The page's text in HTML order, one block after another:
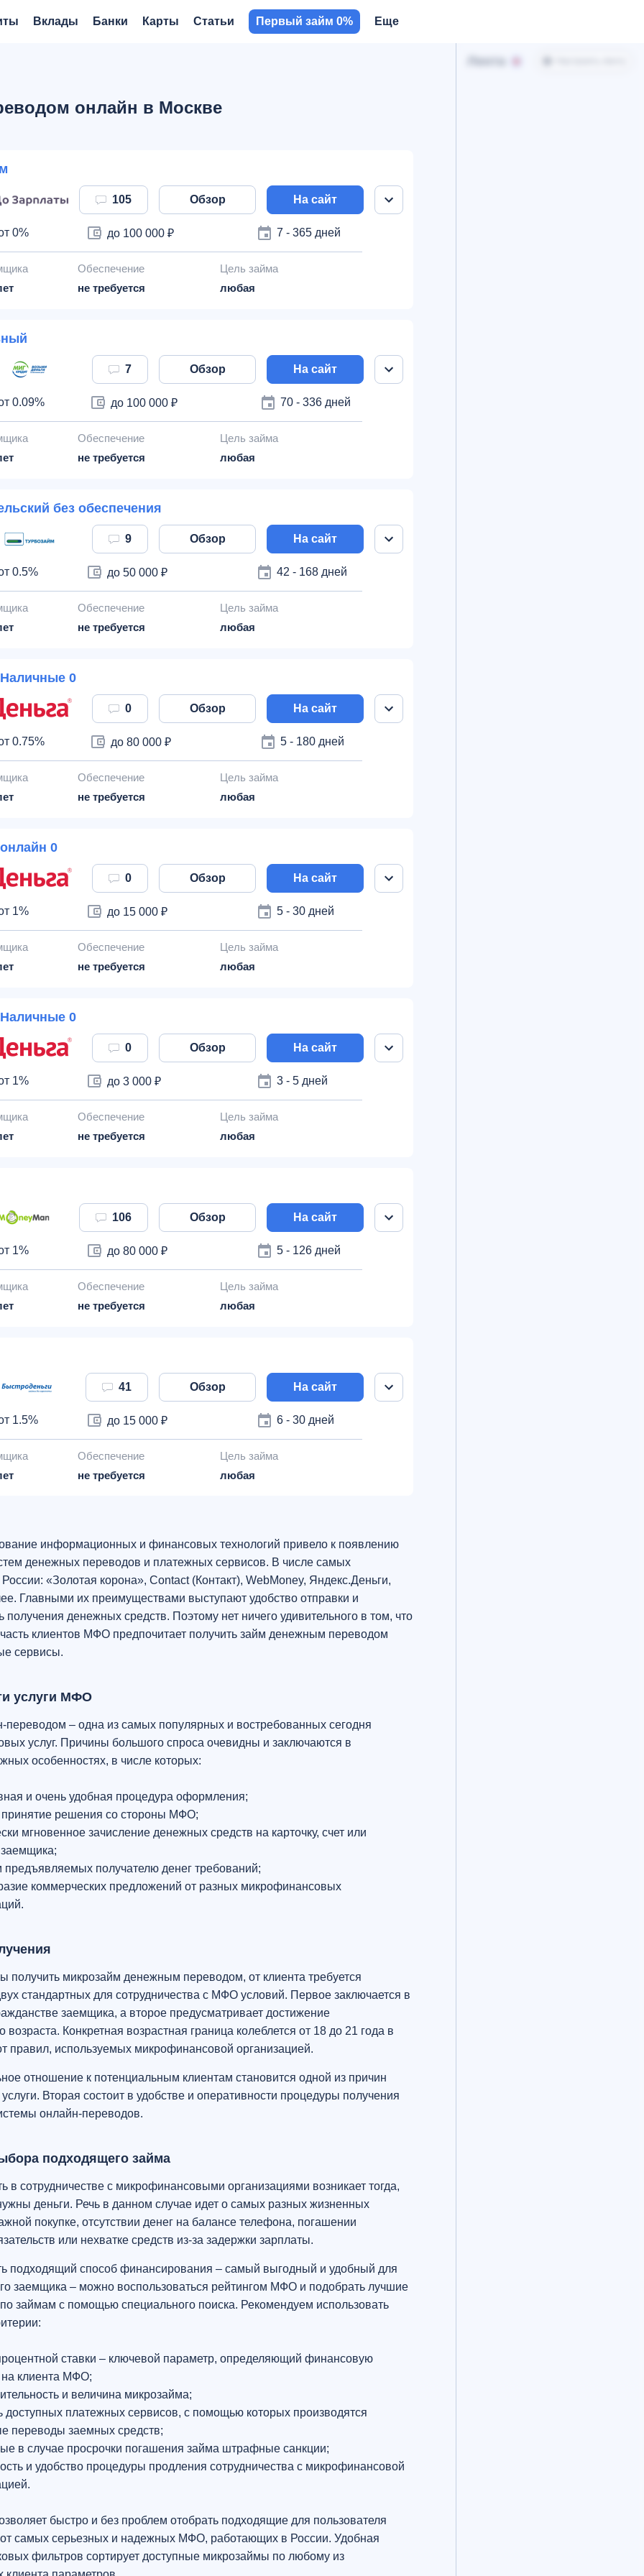
Вклады Банки Карты Статьи Первый займ 0% Еще
онлайн в Москве
105
0% до 100 000 ₽ 7 - 365 дней
Обзор На сайт
Обеспечение
Цель займа
не требуется любая
7
0.09% до 100 000 ₽ 70 - 336 дней
Обзор На сайт
Обеспечение
Цель займа
не требуется любая
без обеспечения
9
0.5% до 50 000 ₽ 42 - 168 дней
Обзор На сайт
Обеспечение
Цель займа
не требуется любая
0
0
0.75% до 80 000 ₽ 5 - 180 дней
Обзор На сайт
Обеспечение
Цель займа
не требуется любая
0
0
1% до 15 000 ₽ 5 - 30 дней
Обзор На сайт
Обеспечение
Цель займа
не требуется любая
0
0
1% до 3 000 ₽ 3 - 5 дней
Обзор На сайт
Обеспечение
Цель займа
не требуется любая
106
1% до 80 000 ₽ 5 - 126 дней
Обзор На сайт
Обеспечение
Цель займа
не требуется любая
41
1.5% до 15 000 ₽ 6 - 30 дней
Обзор На сайт
Обеспечение
Цель займа
не требуется любая
информационных и финансовых технологий привело к появлению
денежных переводов и платежных сервисов. В числе самых
«Золотая корона», Contact (Контакт), WebMoney, Яндекс.Деньги,
Главными их преимуществами выступают удобство отправки и
получения денежных средств. Поэтому нет ничего удивительного в том, что
часть клиентов МФО предпочитает получить займ денежным переводом
сервисы.
услуги МФО
– одна из самых популярных и востребованных сегодня
услуг. Причины большого спроса очевидны и заключаются в
особенностях, в числе которых:
и очень удобная процедура оформления;
принятие решения со стороны МФО;
мгновенное зачисление денежных средств на карточку, счет или
получателю денег требований;
коммерческих предложений от разных микрофинансовых
получить микрозайм денежным переводом, от клиента требуется
стандартных для сотрудничества с МФО условий. Первое заключается в
заемщика, а второе предусматривает достижение
возраста. Конкретная возрастная граница колеблется от 18 до 21 года в
правил, используемых микрофинансовой организацией.
отношение к потенциальным клиентам становится одной из причин
Вторая состоит в удобстве и оперативности процедуры получения
онлайн-переводов.
подходящего займа
в сотрудничестве с микрофинансовыми организациями возникает тогда,
деньги. Речь в данном случае идет о самых разных жизненных
покупке, отсутствии денег на балансе телефона, погашении
или нехватке средств из-за задержки зарплаты.
подходящий способ финансирования – самый выгодный и удобный для
заемщика – можно воспользоваться рейтингом МФО и подобрать лучшие
займам с помощью специального поиска. Рекомендуем использовать
ставки – ключевой параметр, определяющий финансовую
на клиента МФО;
и величина микрозайма;
доступных платежных сервисов, с помощью которых производятся
переводы заемных средств;
в случае просрочки погашения займа штрафные санкции;
и удобство процедуры продления сотрудничества с микрофинансовой
быстро и без проблем отобрать подходящие для пользователя
самых серьезных и надежных МФО, работающих в России. Удобная
фильтров сортирует доступные микрозаймы по любому из
Лента